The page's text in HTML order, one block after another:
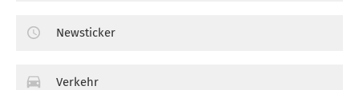
Newsticker
Verkehr